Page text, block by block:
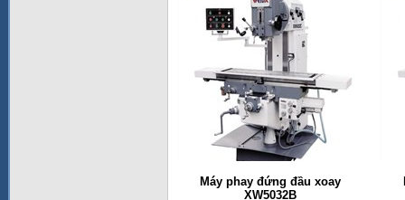
Máy phay đứng đầu xoay
XW5032B